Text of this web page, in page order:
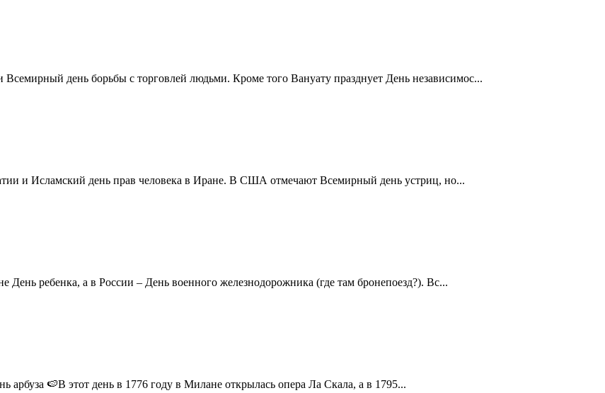
день борьбы с торговлей людьми. Кроме того Вануату празднует День независимос...
и Исламский день прав человека в Иране. В США отмечают Всемирный день устриц, но...
ребенка, а в России – День военного железнодорожника (где там бронепоезд?). Вс...
🍉В этот день в 1776 году в Милане открылась опера Ла Скала, а в 1795...